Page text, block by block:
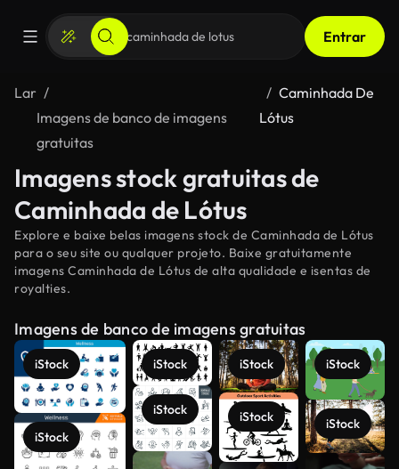
Entrar
Lar
Imagens de banco de imagens
gratuitas
Caminhada De
Lótus
Imagens stock gratuitas de
Caminhada de Lótus
Explore e baixe belas imagens stock de Caminhada de Lótus
para o seu site ou qualquer projeto. Baixe gratuitamente
imagens Caminhada de Lótus de alta qualidade e isentas de
royalties.
Imagens de banco de imagens gratuitas
iStock
iStock
iStock
iStock
iStock
iStock
iStock
iStock